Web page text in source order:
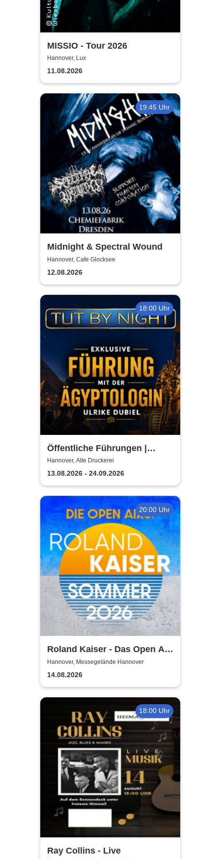
MISSIO - Tour 2026
Hannover, Lux
11.08.2026
19:45 Uhr
Midnight & Spectral Wound
Hannover, Cafe Glocksee
12.08.2026
18:00 Uhr
Öffentliche Führungen |
TUTANCHAMUN | Hannover -
Ein Immersives Abenteuer
Hannover, Alte Druckerei
13.08.2026 - 24.09.2026
20:00 Uhr
Roland Kaiser - Das Open Air
2026!
Hannover, Messegelände Hannover
14.08.2026
18:00 Uhr
Ray Collins - Live